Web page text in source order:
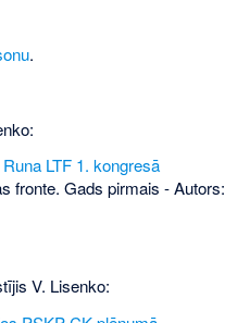
.
LTF 1. kongresā
fronte. Gads pirmais - Autors:
V. Lisenko: